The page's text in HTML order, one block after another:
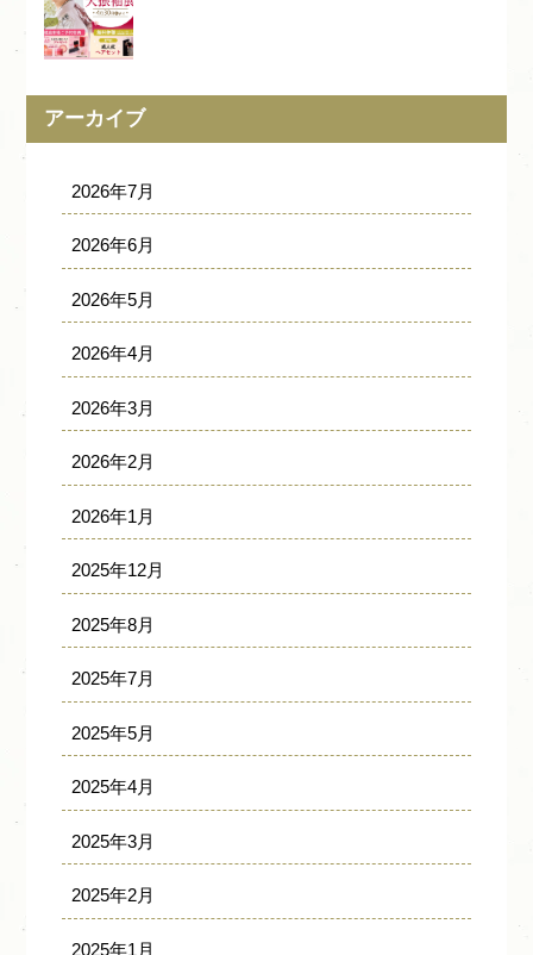
アーカイブ
2026年7月
2026年6月
2026年5月
2026年4月
2026年3月
2026年2月
2026年1月
2025年12月
2025年8月
2025年7月
2025年5月
2025年4月
2025年3月
2025年2月
2025年1月